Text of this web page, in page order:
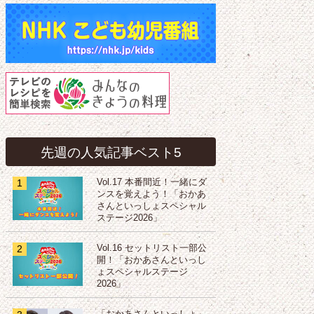
先週の人気記事ベスト5
1
Vol.17 本番間近！一緒にダ
ンスを覚えよう！「おかあ
さんといっしょスペシャル
ステージ2026」
2
Vol.16 セットリスト一部公
開！「おかあさんといっし
ょスペシャルステージ
2026」